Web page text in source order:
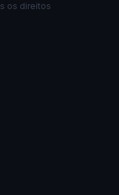
os direitos